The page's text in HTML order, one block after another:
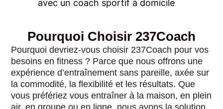
Pourquoi Choisir 237Coach
Pourquoi devriez-vous choisir 237Coach pour vos
besoins en fitness ? Parce que nous offrons une
expérience d’entraînement sans pareille, axée sur
la commodité, la flexibilité et les résultats. Que
vous préfériez vous entraîner à la maison, en plein
air, en groupe ou en ligne, nous avons la solution